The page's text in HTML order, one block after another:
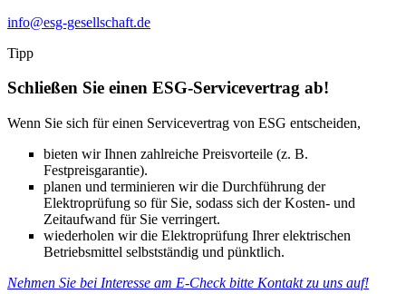
info@esg-gesellschaft.de
Tipp
Schließen Sie einen ESG-Servicevertrag ab!
Wenn Sie sich für einen Servicevertrag von ESG entscheiden,
bieten wir Ihnen zahlreiche Preisvorteile (z. B.
Festpreisgarantie).
planen und terminieren wir die Durchführung der
Elektroprüfung so für Sie, sodass sich der Kosten- und
Zeitaufwand für Sie verringert.
wiederholen wir die Elektroprüfung Ihrer elektrischen
Betriebsmittel selbstständig und pünktlich.
Nehmen Sie bei Interesse am E-Check bitte Kontakt zu uns auf!